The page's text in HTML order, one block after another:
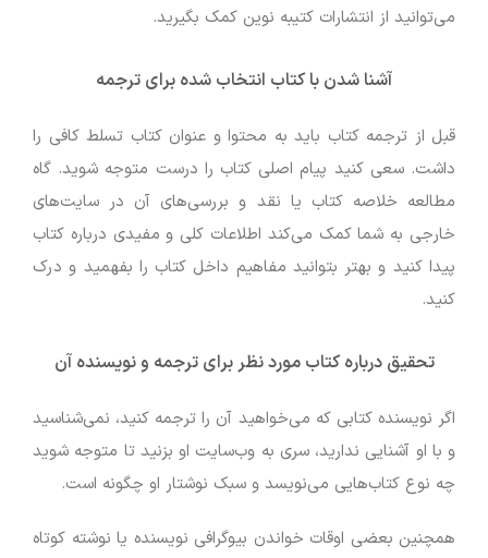
می‌توانید از انتشارات کتیبه نوین کمک بگیرید.
آشنا شدن با کتاب انتخاب شده برای ترجمه
قبل از ترجمه کتاب باید به محتوا و عنوان کتاب تسلط کافی را
داشت. سعی کنید پیام اصلی کتاب را درست متوجه شوید. گاه
مطالعه خلاصه کتاب یا نقد و بررسی‌های آن در سایت‌های
خارجی به شما کمک می‌کند اطلاعات کلی و مفیدی درباره کتاب
پیدا کنید و بهتر بتوانید مفاهیم داخل کتاب را بفهمید و درک
کنید.
تحقیق درباره کتاب مورد نظر برای ترجمه و نویسنده آن
اگر نویسنده کتابی که می‌خواهید آن را ترجمه کنید، نمی‌شناسید
و با او آشنایی ندارید، سری به وب‌سایت او بزنید تا متوجه شوید
چه نوع کتاب‌هایی می‌نویسد و سبک نوشتار او چگونه است.
همچنین بعضی اوقات خواندن بیوگرافی نویسنده یا نوشته کوتاه